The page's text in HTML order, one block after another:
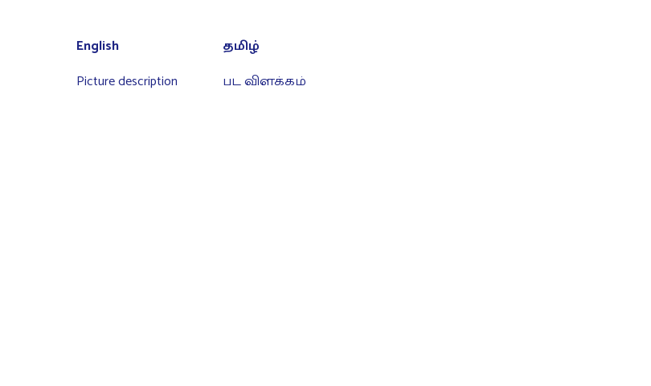
English
தமிழ்
Picture description
பட விளக்கம்